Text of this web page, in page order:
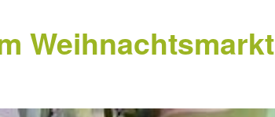
Weihnachtsmarkt